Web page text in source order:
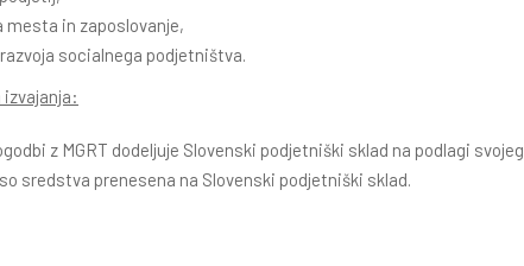
mesta in zaposlovanje,
socialnega podjetništva.
z MGRT dodeljuje Slovenski podjetniški sklad na podlagi
sredstva prenesena na Slovenski podjetniški sklad.